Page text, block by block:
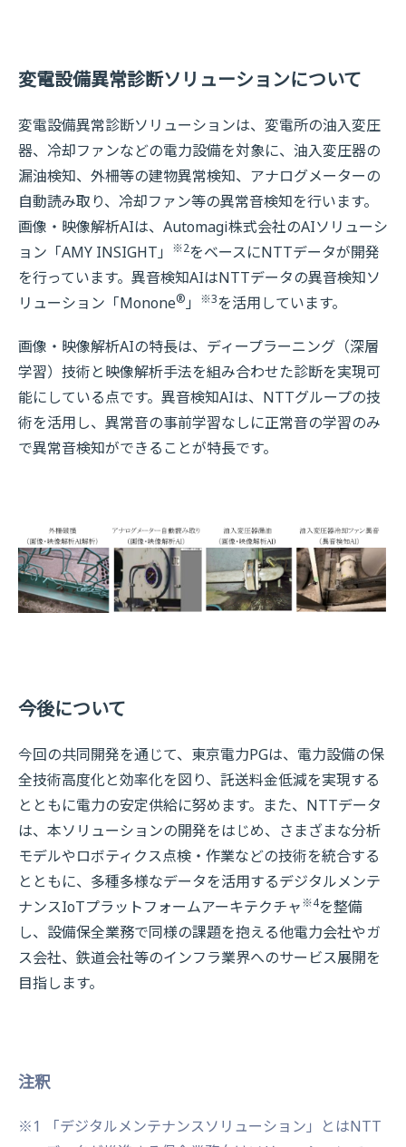
変電設備異常診断ソリューションについて
変電設備異常診断ソリューションは、変電所の油入変圧
器、冷却ファンなどの電力設備を対象に、油入変圧器の
漏油検知、外柵等の建物異常検知、アナログメーターの
自動読み取り、冷却ファン等の異常音検知を行います。
画像・映像解析AIは、Automagi株式会社のAIソリューシ
ョン「AMY INSIGHT」
※2をベースにNTTデータが開発
を行っています。異音検知AIはNTTデータの異音検知ソ
リューション「Monone® 」 ※3を活用しています。
画像・映像解析AIの特長は、ディープラーニング（深層
学習）技術と映像解析手法を組み合わせた診断を実現可
能にしている点です。異音検知AIは、NTTグループの技
術を活用し、異常音の事前学習なしに正常音の学習のみ
で異常音検知ができることが特長です。
今後について
今回の共同開発を通じて、東京電力PGは、電力設備の保
全技術高度化と効率化を図り、託送料金低減を実現する
とともに電力の安定供給に努めます。また、NTTデータ
は、本ソリューションの開発をはじめ、さまざまな分析
モデルやロボティクス点検・作業などの技術を統合する
とともに、多種多様なデータを活用するデジタルメンテ
ナンスIoTプラットフォームアーキテクチャ※4を整備
し、設備保全業務で同様の課題を抱える他電力会社やガ
ス会社、鉄道会社等のインフラ業界へのサービス展開を
目指します。
注釈
※1
「デジタルメンテナンスソリューション」とはNTT